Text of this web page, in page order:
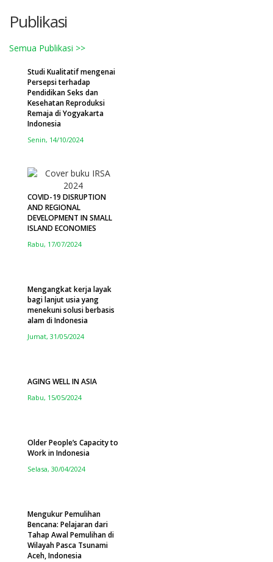
Publikasi
Semua Publikasi >>
Studi Kualitatif mengenai
Persepsi terhadap
Pendidikan Seks dan
Kesehatan Reproduksi
Remaja di Yogyakarta
Indonesia
Senin, 14/10/2024
COVID-19 DISRUPTION
AND REGIONAL
DEVELOPMENT IN SMALL
ISLAND ECONOMIES
Rabu, 17/07/2024
Mengangkat kerja layak
bagi lanjut usia yang
menekuni solusi berbasis
alam di Indonesia
Jumat, 31/05/2024
AGING WELL IN ASIA
Rabu, 15/05/2024
Older People’s Capacity to
Work in Indonesia
Selasa, 30/04/2024
Mengukur Pemulihan
Bencana: Pelajaran dari
Tahap Awal Pemulihan di
Wilayah Pasca Tsunami
Aceh, Indonesia